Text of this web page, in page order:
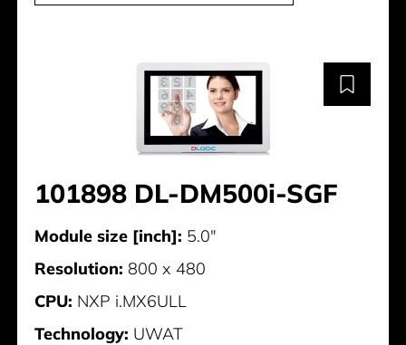
101898 DL-DM500i-SGF
Module size [inch]: 5.0"
Resolution: 800 x 480
CPU: NXP i.MX6ULL
Technology: UWAT